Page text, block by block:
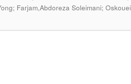
Farjam,Abdoreza Soleimani;